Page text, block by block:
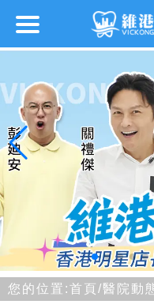
您的位置:首頁/醫院動